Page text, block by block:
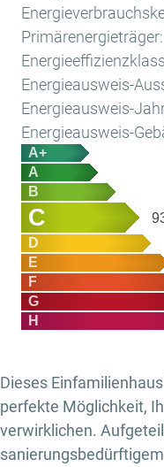
Primärenergieträger:
Energieausweis-
Energieausweis-
Energieausweis-
A+
A
B
C
D
E
F
G
H
Dieses
perfekte Möglichkeit,
verwirklichen.